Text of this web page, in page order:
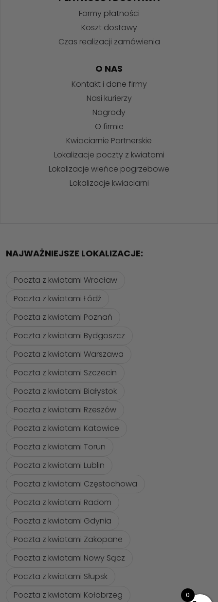
Formy płatności
Koszt dostawy
Czas realizacji zamówienia
O NAS
Kontakt i dane firmy
Nasi kurierzy
Nagrody
O firmie
Kwiaciarnie Partnerskie
Lokalizacje poczty z kwiatami
Lokalizacje wieńce pogrzebowe
Lokalizacje kwiaciarni
NAJWAŻNIEJSZE LOKALIZACJE:
Poczta z kwiatami Wrocław
Poczta z kwiatami Łódź
Poczta z kwiatami Poznań
Poczta z kwiatami Bydgoszcz
Poczta z kwiatami Warszawa
Poczta z kwiatami Szczecin
Poczta z kwiatami Białystok
Poczta z kwiatami Rzeszów
Poczta z kwiatami Katowice
Poczta z kwiatami Torun
Poczta z kwiatami Lublin
Poczta z kwiatami Częstochowa
Poczta z kwiatami Radom
Poczta z kwiatami Gdynia
Poczta z kwiatami Zakopane
Poczta z kwiatami Nowy Sącz
Poczta z kwiatami Słupsk
Poczta z kwiatami Kołobrzeg
0